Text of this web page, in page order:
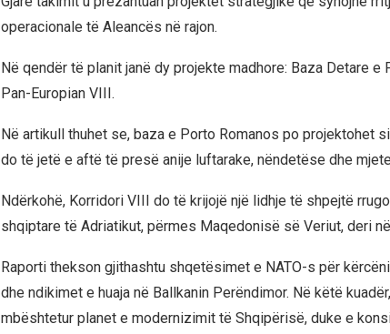
operacionale të Aleancës në rajon.
Në qendër të planit janë dy projekte madhore: Baza Detare e
Pan-Europian VIII.
Në artikull thuhet se, baza e Porto Romanos po projektohet
do të jetë e aftë të presë anije luftarake, nëndetëse dhe
Ndërkohë, Korridori VIII do të krijojë një lidhje të shpejtë
shqiptare të Adriatikut, përmes Maqedonisë së Veriut, deri
Raporti thekson gjithashtu shqetësimet e NATO-s për
dhe ndikimet e huaja në Ballkanin Perëndimor. Në këtë
mbështetur planet e modernizimit të Shqipërisë, duke e